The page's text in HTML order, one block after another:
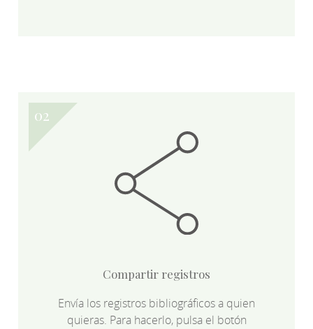
Compartir registros
Envía los registros bibliográficos a quien
quieras. Para hacerlo, pulsa el botón